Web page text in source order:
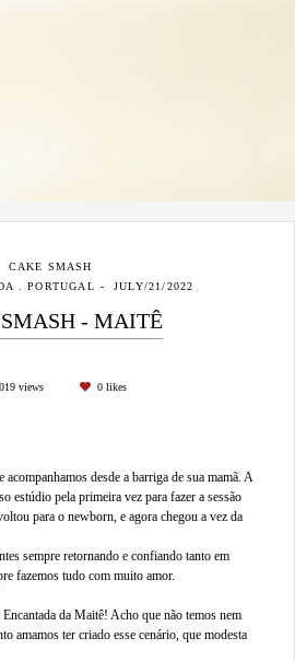
CAKE SMASH
. PORTUGAL
JULY/21/2022
- MAITÊ
views 0likes
desde a barriga de sua mamã. A
estúdio pela primeira vez para fazer a sessão
para o newborn, e agora chegou a vez da
sempre retornando e confiando tanto em
fazemos tudo com muito amor.
da Maitê! Acho que não temos nem
amamos ter criado esse cenário, que modesta